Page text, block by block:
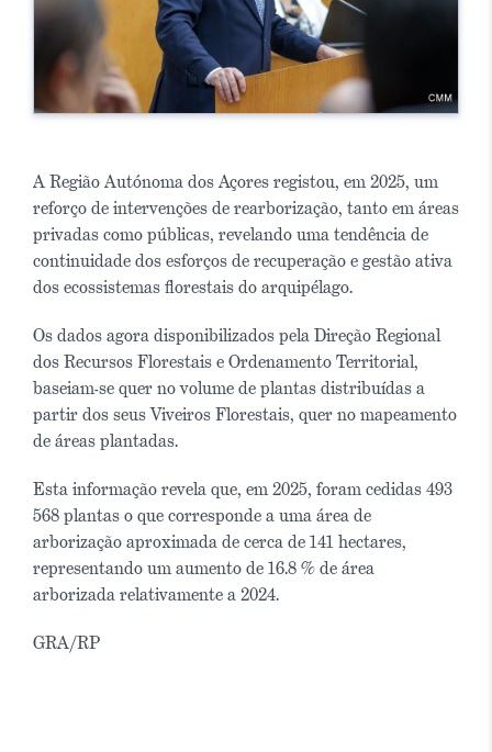
A Região Autónoma dos Açores registou, em 2025, um
reforço de intervenções de rearborização, tanto em áreas
privadas como públicas, revelando uma tendência de
continuidade dos esforços de recuperação e gestão ativa
dos ecossistemas florestais do arquipélago.
Os dados agora disponibilizados pela Direção Regional
dos Recursos Florestais e Ordenamento Territorial,
baseiam-se quer no volume de plantas distribuídas a
partir dos seus Viveiros Florestais, quer no mapeamento
de áreas plantadas.
Esta informação revela que, em 2025, foram cedidas 493
568 plantas o que corresponde a uma área de
arborização aproximada de cerca de 141 hectares,
representando um aumento de 16.8 % de área
arborizada relativamente a 2024.
GRA/RP